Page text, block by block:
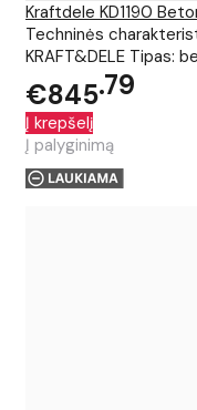
Kraftdele KD1190
Techninės
KRAFT&DELE Tipas:
€84579
Į krepšelį
Į palyginimą